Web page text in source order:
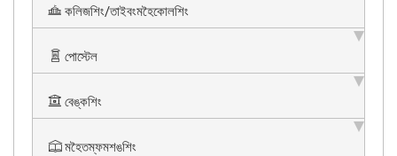
কলিজশিং/তাইবংমহৈকোলশিং
পোস্টেল
বেঙ্কশিং
মহৈতম্ফমশঙশিং